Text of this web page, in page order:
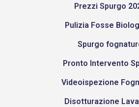
Prezzi Spurgo
Pulizia Fosse
Spurgo
Pronto Intervento
Videoispezione
Disotturazione